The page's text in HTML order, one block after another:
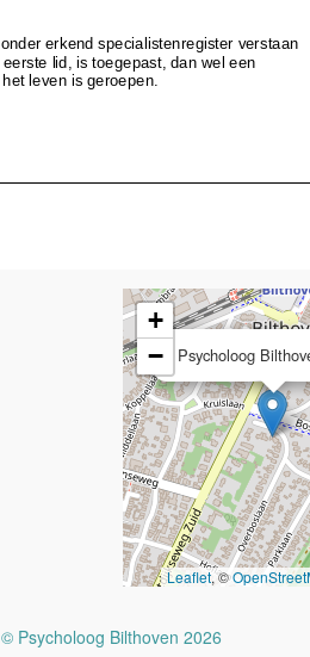
Psycholoog
+
−
Leaflet, ©
© Psycholoog Bilthoven 2026